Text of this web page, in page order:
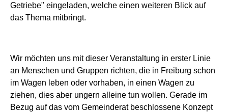
Getriebe" eingeladen, welche einen weiteren Blick auf
das Thema mitbringt.
Wir möchten uns mit dieser Veranstaltung in erster Linie
an Menschen und Gruppen richten, die in Freiburg schon
im Wagen leben oder vorhaben, in einen Wagen zu
ziehen, dies aber ungern alleine tun wollen. Gerade im
Bezug auf das vom Gemeinderat beschlossene Konzept